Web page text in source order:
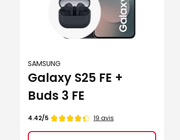
SAMSUNG
Galaxy S25 FE +
Buds 3 FE
Note
4.42/5 19 avis